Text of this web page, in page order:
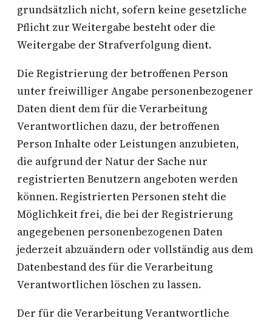
grundsätzlich nicht, sofern keine gesetzliche
Pflicht zur Weitergabe besteht oder die
Weitergabe der Strafverfolgung dient.
Die Registrierung der betroffenen Person
unter freiwilliger Angabe personenbezogener
Daten dient dem für die Verarbeitung
Verantwortlichen dazu, der betroffenen
Person Inhalte oder Leistungen anzubieten,
die aufgrund der Natur der Sache nur
registrierten Benutzern angeboten werden
können. Registrierten Personen steht die
Möglichkeit frei, die bei der Registrierung
angegebenen personenbezogenen Daten
jederzeit abzuändern oder vollständig aus dem
Datenbestand des für die Verarbeitung
Verantwortlichen löschen zu lassen.
Der für die Verarbeitung Verantwortliche